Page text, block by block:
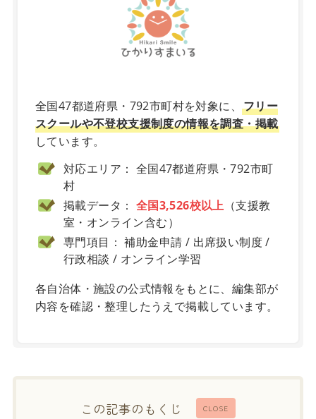
全国47都道府県・792市町村を対象に、 フリー
スクールや不登校支援制度の情報を調査・掲載
しています。
対応エリア： 全国47都道府県・792市町
村
掲載データ： 全国3,526校以上 （支援教
室・オンライン含む）
専門項目： 補助金申請 / 出席扱い制度 /
行政相談 / オンライン学習
各自治体・施設の公式情報をもとに、編集部が
内容を確認・整理したうえで掲載しています。
CLOSE
この記事のもくじ